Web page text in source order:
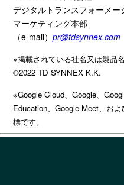
デジタルトランスフォーメ
マーケティング本部
（e-mail）pr@tdsynnex.com
※掲載されている社名又は製品
©2022 TD SYNNEX K.K.
※Google Cloud、Google、
Education、Google Meet、お
標です。